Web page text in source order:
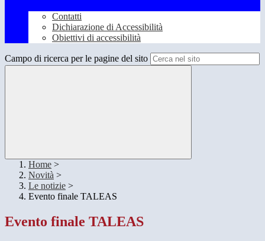
Contatti
Dichiarazione di Accessibilità
Obiettivi di accessibilità
Campo di ricerca per le pagine del sito
Home >
Novità >
Le notizie >
Evento finale TALEAS
Evento finale TALEAS